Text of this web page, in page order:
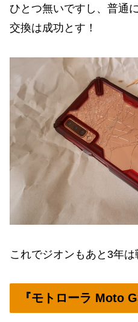
ひとつ無いですし、普通
交換は成功とす！
これでジオンもあと3年
『モトローラ Moto